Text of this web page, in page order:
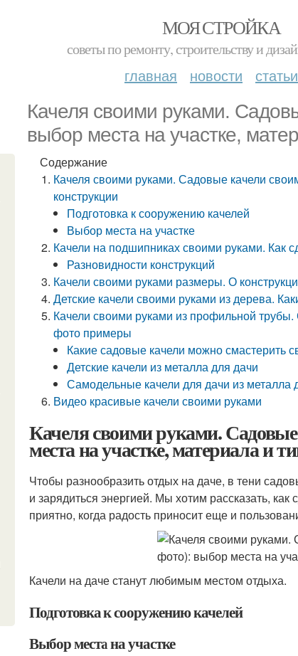
МОЯ СТРОЙКА
советы по ремонту, строительству и
главная новости статьи
Качеля своими руками.
выбор места на участке,
Содержание
Качеля своими руками. Садовые качели
конструкции
Подготовка к сооружению качелей
Выбор места на участке
Качели на подшипниках своими руками. Как
Разновидности конструкций
Качели своими руками размеры. О
Детские качели своими руками из дерева.
Качели своими руками из профильной
фото примеры
Какие садовые качели можно смастерить
Детские качели из металла для дачи
Самодельные качели для дачи из металла
Видео красивые качели своими руками
Качеля своими руками.
места на участке, материала и
Чтобы разнообразить отдых на даче, в тени
и зарядиться энергией. Мы хотим рассказать,
приятно, когда радость приносит еще и
Качели на даче станут любимым местом отдыха.
Подготовка к сооружению качелей
Выбор места на участке